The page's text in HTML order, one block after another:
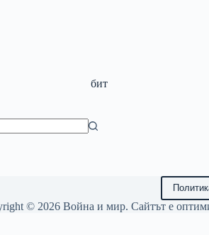
бит
© 2026 Война и мир. Сайтът е